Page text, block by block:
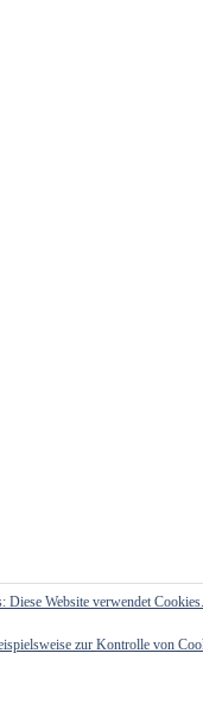
Diese Website verwendet
zur Kontrolle von